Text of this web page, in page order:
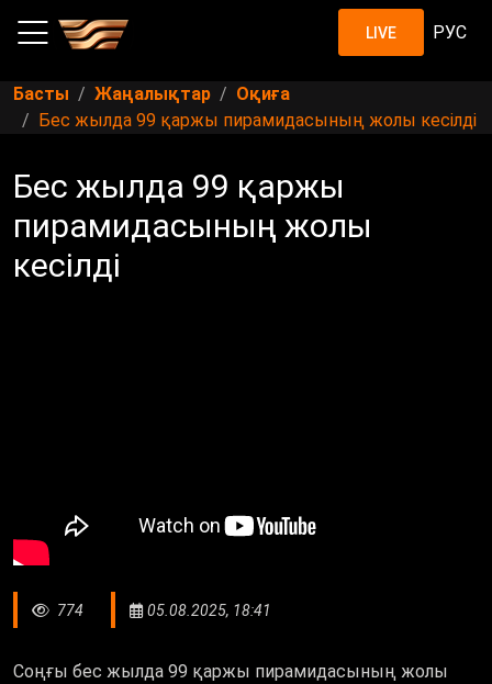
LIVE РУС
Басты Жаңалықтар
Оқиға
Бес жылда 99 қаржы пирамидасының жолы кесілді
Бес жылда 99 қаржы
пирамидасының жолы
кесілді
774 05.08.2025, 18:41
Соңғы бес жылда 99 қаржы пирамидасының жолы